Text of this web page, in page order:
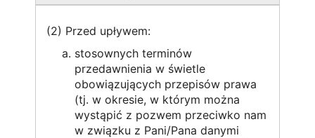
(2) Przed upływem:
stosownych terminów
przedawnienia w świetle
obowiązujących przepisów prawa
(tj. w okresie, w którym można
wystąpić z pozwem przeciwko nam
w związku z Pani/Pana danymi